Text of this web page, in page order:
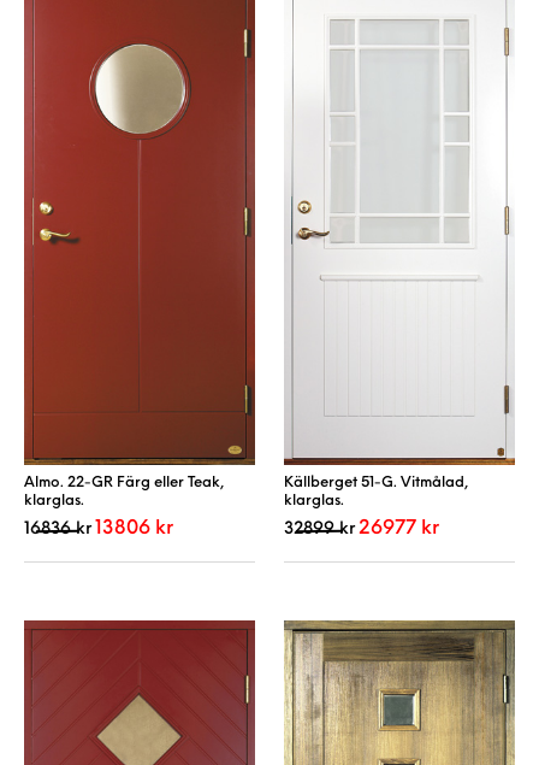
Almo. 22-GR Färg eller Teak,
klarglas.
16836kr Det ursprungliga priset var: 16836 kr.
13806 krDet nuvarande priset är: 13806 kr.
Källberget 51-G. Vitmålad,
klarglas.
32899kr Det ursprungliga priset
26977 krDet